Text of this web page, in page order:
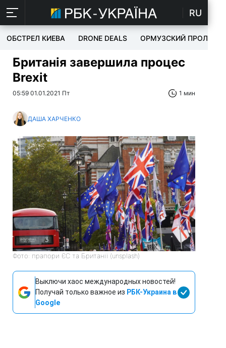
RU
ОБСТРЕЛ КИЕВА DRONE DEALS ОРМУЗСКИЙ ПРОЛИВ
Британія завершила процес
Brexit
05:59 01.01.2021 Пт 1 мин
ДАША ХАРЧЕНКО
Фото: прапори ЄС та Британії (unsplash)
Выключи хаос международных новостей!
Получай только важное из РБК-Украина в
Google